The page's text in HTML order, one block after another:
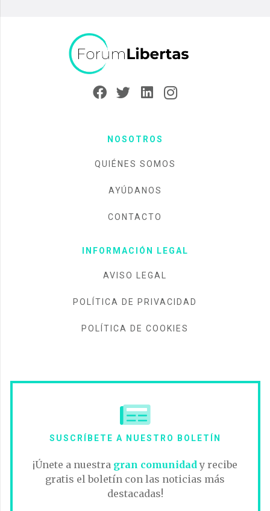
NOSOTROS
QUIÉNES SOMOS
AYÚDANOS
CONTACTO
INFORMACIÓN LEGAL
AVISO LEGAL
POLÍTICA DE PRIVACIDAD
POLÍTICA DE COOKIES
SUSCRÍBETE A NUESTRO BOLETÍN
¡Únete a nuestra gran comunidad y recibe
gratis el boletín con las noticias más
destacadas!